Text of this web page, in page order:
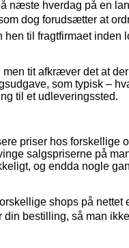
næste hverdag på en
dog forudsætter at
til fragtfirmaet inden
tit afkræver det at
som typisk –
til et udleveringssted.
priser hos forskellige
salgspriserne på
og endda nogle
shops på nettet
din bestilling, så man